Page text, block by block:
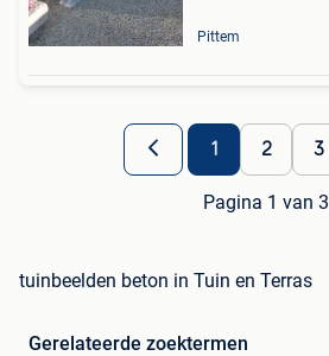
Pittem
1 2 3
Pagina 1 van 3
tuinbeelden beton in Tuin en Terras
Gerelateerde zoektermen